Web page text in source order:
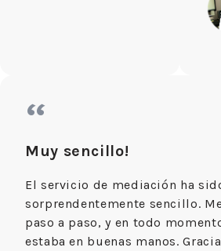
“
Muy sencillo!
El servicio de mediación ha
sorprendentemente sencillo.
paso a paso, y en todo
estaba en buenas manos.